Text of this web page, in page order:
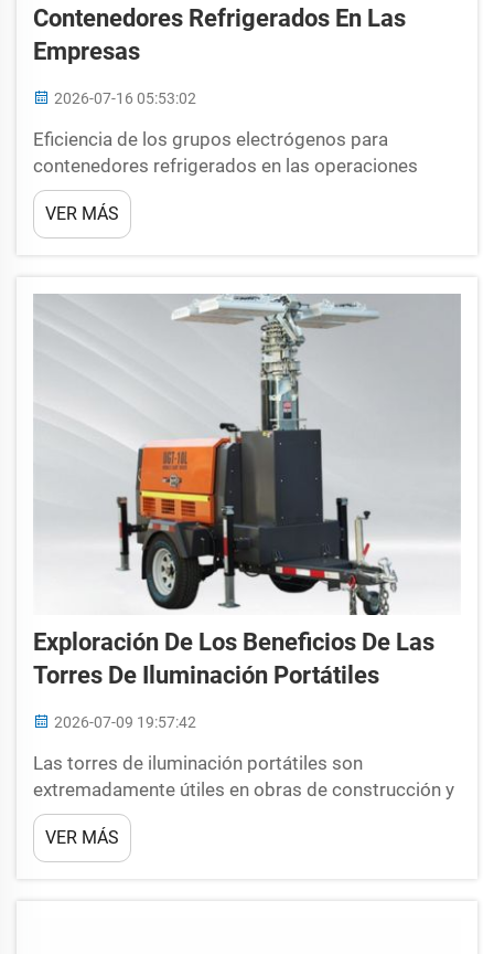
Contenedores Refrigerados En Las
Empresas
2026-07-16 05:53:02
Eficiencia de los grupos electrógenos para
contenedores refrigerados en las operaciones
empresariales Eficiencia de los grupos
electrógenos para contenedores refrigerados: qué
tan eficientemente utiliza ese equipo combustible
contenedores refrigerados ineficiente puede
resultar muy costoso en términos de combustible
y mantenimiento para una empresa. Esto, a su vez,
VER MÁS
Exploración De Los Beneficios De Las
Torres De Iluminación Portátiles
2026-07-09 19:57:42
Las torres de iluminación portátiles son
extremadamente útiles en obras de construcción y
en muchos otros lugares donde las personas
necesitan luz adicional. Se pueden transportar a
cualquier lugar y constituyen una fuente de
VER MÁS